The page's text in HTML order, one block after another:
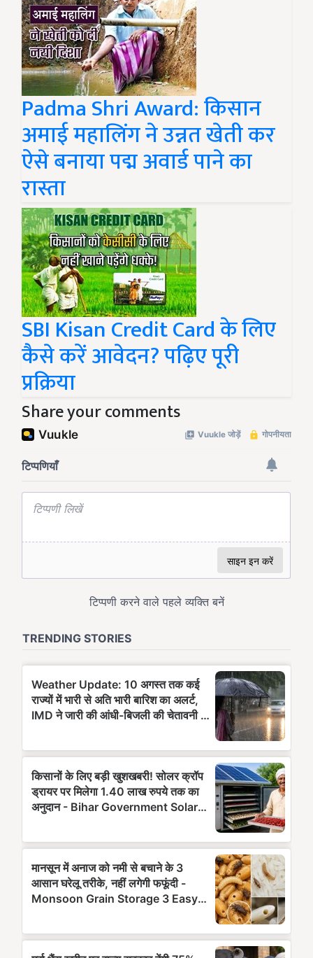
Padma Shri Award: किसान
अमाई महालिंग ने उन्नत खेती कर
ऐसे बनाया पद्म अवार्ड पाने का
रास्ता
SBI Kisan Credit Card के लिए
कैसे करें आवेदन? पढ़िए पूरी
प्रक्रिया
Share your comments